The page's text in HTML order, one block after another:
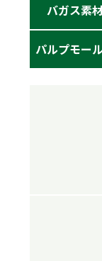
バガス素
パルプモー